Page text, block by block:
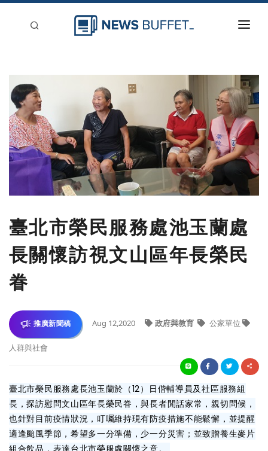
登入
刊登
臺北市榮民服務處池玉蘭處
長關懷訪視文山區年長榮民
眷
推廣新聞稿 Aug 12,2020 政府與教育 公家單位
人群與社會
臺北市榮民服務處長池玉蘭於（12）日偕輔導員及社區服務組
長，探訪慰問文山區年長榮民眷，與長者閒話家常，親切問候，
也針對目前疫情狀況，叮囑維持現有防疫措施不能鬆懈，並提醒
適逢颱風季節，希望多一分準備，少一分災害；並致贈養生麥片
組合飲品，表達台北市榮服處關懷之意。